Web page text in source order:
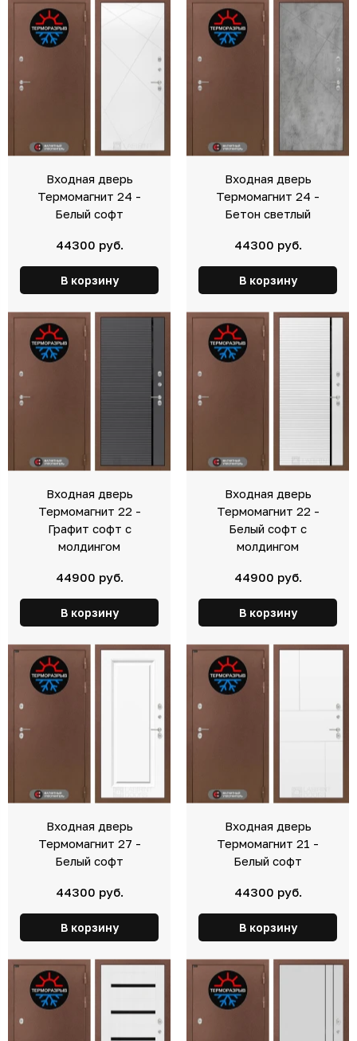
Входная дверь
Термомагнит 24 -
Белый софт
44300 руб.
В корзину
Входная дверь
Термомагнит 24 -
Бетон светлый
44300 руб.
В корзину
Входная дверь
Термомагнит 22 -
Графит софт с
молдингом
44900 руб.
В корзину
Входная дверь
Термомагнит 22 -
Белый софт с
молдингом
44900 руб.
В корзину
Входная дверь
Термомагнит 27 -
Белый софт
44300 руб.
В корзину
Входная дверь
Термомагнит 21 -
Белый софт
44300 руб.
В корзину